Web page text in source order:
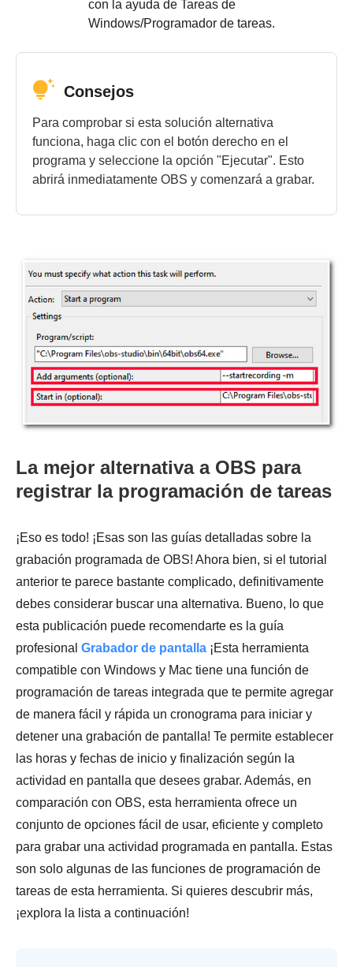
con la ayuda de Tareas de
Windows/Programador de tareas.
Consejos
Para comprobar si esta solución alternativa
funciona, haga clic con el botón derecho en el
programa y seleccione la opción "Ejecutar". Esto
abrirá inmediatamente OBS y comenzará a grabar.
La mejor alternativa a OBS para
registrar la programación de tareas
¡Eso es todo! ¡Esas son las guías detalladas sobre la
grabación programada de OBS! Ahora bien, si el tutorial
anterior te parece bastante complicado, definitivamente
debes considerar buscar una alternativa. Bueno, lo que
esta publicación puede recomendarte es la guía
profesional Grabador de pantalla ¡Esta herramienta
compatible con Windows y Mac tiene una función de
programación de tareas integrada que te permite agregar
de manera fácil y rápida un cronograma para iniciar y
detener una grabación de pantalla! Te permite establecer
las horas y fechas de inicio y finalización según la
actividad en pantalla que desees grabar. Además, en
comparación con OBS, esta herramienta ofrece un
conjunto de opciones fácil de usar, eficiente y completo
para grabar una actividad programada en pantalla. Estas
son solo algunas de las funciones de programación de
tareas de esta herramienta. Si quieres descubrir más,
¡explora la lista a continuación!